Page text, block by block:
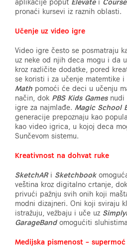
aplikacije poput Elevatei
pronaći kursevi iz raznih oblasti.
Učenje uz video igre
Video igre često se posmatraju
uz neke od njih deca mogu i da
kroz različite dodatke, pored
se koristi i za učenje matemtike i
Math pomoći će deci u učenju
način, dok PBS Kids Gamesnudi
igre za najmlađe. Magic School
generacije prepoznaju kao
kao video igrica, u kojoj deca
Sunčevom sistemu.
Kreativnost na dohvat ruke
SketchARi Sketchbook
veština kroz digitalno crtanje,
privući pažnju svih onih koji
modni dizajneri. Oni koji sviraju
istražuju, vežbaju i uče uz
GarageBandomogućiti
Medijska pismenost –